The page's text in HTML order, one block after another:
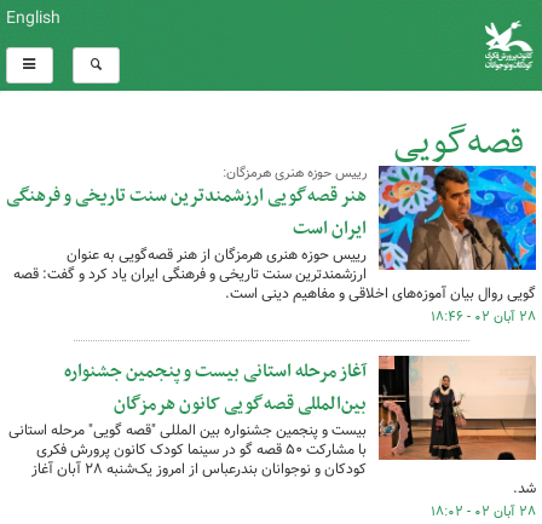
English
قصه‌‌گویی
کل اخبار:631
رییس حوزه هنری هرمزگان:
هنر قصه‌گویی ارزشمندترین سنت تاریخی و فرهنگی
ایران است
رییس حوزه هنری هرمزگان از هنر قصه‌گویی به عنوان
ارزشمندترین سنت تاریخی و فرهنگی ایران یاد کرد و گفت: قصه
گویی روال بیان آموزه‌های اخلاقی و مفاهیم دینی است.
۲۸ آبان ۰۲ - ۱۸:۴۶
آغاز مرحله استانی بیست و پنجمین جشنواره
بین‌المللی قصه‌گویی کانون هرمزگان
بیست و پنجمین جشنواره بین المللی "قصه گویی" مرحله استانی
با مشارکت ۵۰ قصه گو در سینما کودک کانون پرورش فکری
کودکان و نوجوانان بندرعباس از امروز یک‌شنبه ۲۸ آبان آغاز
شد.
۲۸ آبان ۰۲ - ۱۸:۰۲